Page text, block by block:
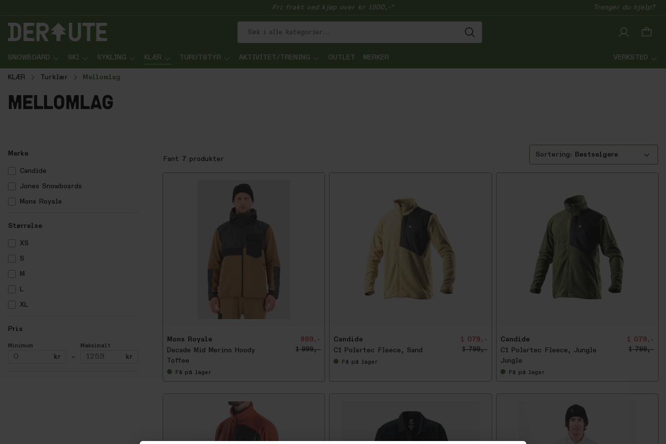
Fri frakt ved kjøp over kr 1500,-* Trenger du hjelp?
SNOWBOARD SKI SYKLING KLÆR TURUTSTYR AKTIVITET/TRENING OUTLET MERKER VERKSTED
KLÆR Turklær Mellomlag
mellomlag
Merke
Candide
Jones Snowboards
Mons Royale
Størrelse
XS
S
M
L
XL
Pris
Minimum
kr –
Maksimalt
kr
Bestselgere
Fant 7 produkter
Mons Royale
Decade Mid Merino Hoody
999,-
1 999,-
Toffee
Få på lager
Candide
C1 Polartec Fleece, Sand
1 079,-
1 799,-
Få på lager
Candide
C1 Polartec Fleece, Jungle
1 079,-
1 799,-
Jungle
Få på lager